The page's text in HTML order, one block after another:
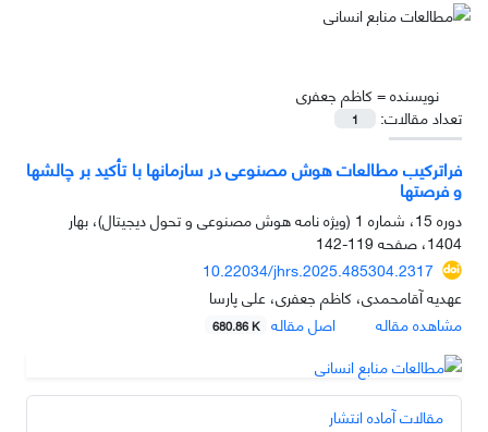
نویسنده =کاظم جعفری
تعداد مقالات:
1
فراترکیب مطالعات هوش مصنوعی در سازمان‏ها با تأکید بر چالش‏ها
و فرصت‏ها
دوره 15، شماره 1 (ویژه نامه هوش مصنوعی و تحول دیجیتال)، بهار
1404، صفحه
119-142
10.22034/jhrs.2025.485304.2317
عهدیه آقامحمدی، کاظم جعفری، علی پارسا
مشاهده مقاله
اصل مقاله 680.86 K
مقالات آماده انتشار